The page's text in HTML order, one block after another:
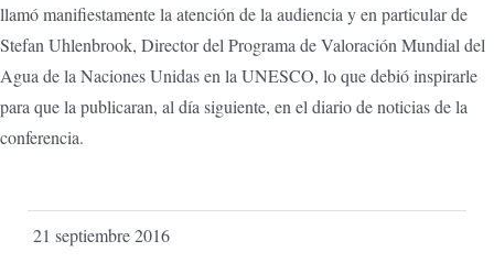
llamó manifiestamente la atención de la audiencia y en particular de
Stefan Uhlenbrook, Director del Programa de Valoración Mundial del
Agua de la Naciones Unidas en la UNESCO, lo que debió inspirarle
para que la publicaran, al día siguiente, en el diario de noticias de la
conferencia.
21 septiembre 2016